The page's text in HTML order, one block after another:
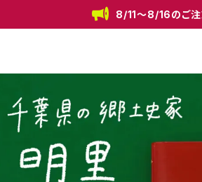
8/11〜8/16のご注